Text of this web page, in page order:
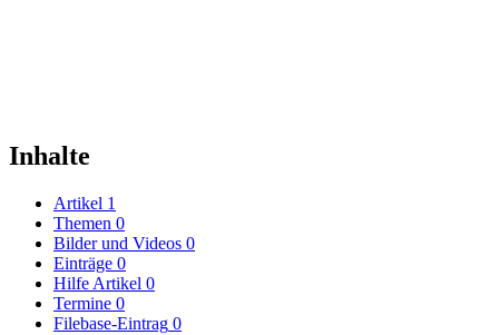
Inhalte
Artikel 1
Themen 0
Bilder und Videos 0
Einträge 0
Hilfe Artikel 0
Termine 0
Filebase-Eintrag 0